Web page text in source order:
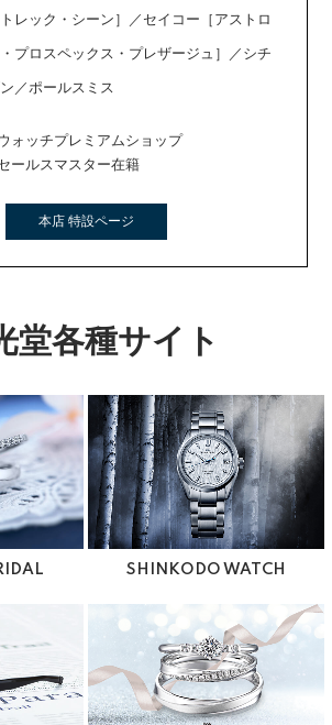
レック・シーン］／セイコー［アストロ
プロスペックス・プレザージュ］／シチ
／ポールスミス
ォッチプレミアムショップ
ールスマスター在籍
本店 特設ページ
堂各種サイト
SHINKODO WATCH